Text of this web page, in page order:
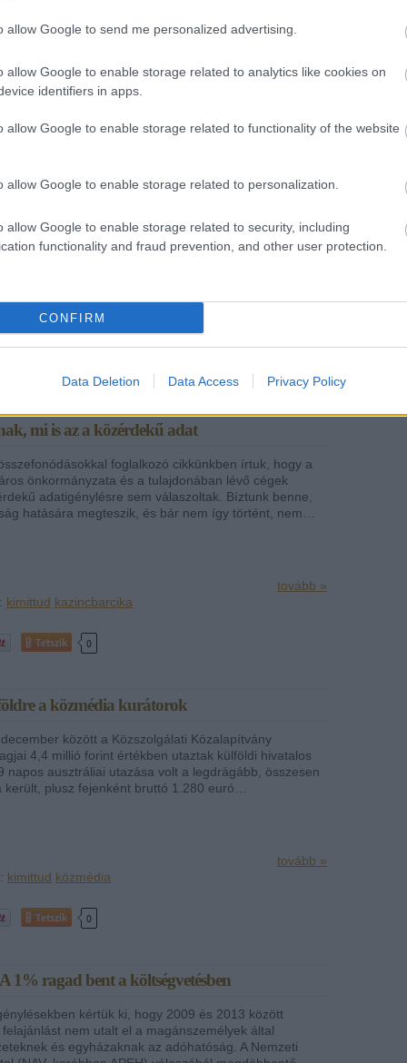
allow Google to send me personalized advertising.
allow Google to enable storage related to analytics like cookies on
identifiers in apps.
allow Google to enable storage related to functionality of the website
allow Google to enable storage related to personalization.
allow Google to enable storage related to security, including
functionality and fraud prevention, and other user protection.
CONFIRM
Data Deletion Data Access Privacy Policy
2014
2013
Én
tovább »
Tetszik 0
teljesített
májusában indította el a Kimittud közérdekű adatigénylő
a közfeladatot ellátó intézményekhez (pl. állami
ezek tulajdonában lévő cégek).…
kimittud
mi is az a közérdekű adat
foglalkozó cikkünkben írtuk, hogy a
önkormányzata és a tulajdonában lévő cégek
adatigénylésre sem válaszoltak. Bíztunk benne,
hatására megteszik, és bár nem így történt, nem…
tovább »
kimittud kazincbarcika
Tetszik 0
a közmédia kurátorok
között a Közszolgálati Közalapítvány
4,4 millió forint értékben utaztak külföldi hivatalos
napos ausztráliai utazása volt a legdrágább, összesen
került, plusz fejenként bruttó 1.280 euró…
tovább »
kimittud közmédia
Tetszik 0
ragad bent a költségvetésben
kértük ki, hogy 2009 és 2013 között
felajánlást nem utalt el a magánszemélyek által
és egyházaknak az adóhatóság. A Nemzeti